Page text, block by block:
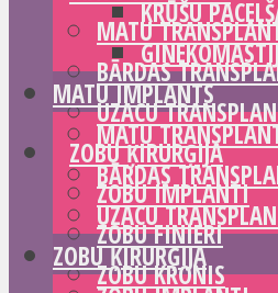
MATU
BĀRDAS
UZACU
ZOBU ĶIRURĢIJA
ZOBU IMPLANTI
ZOBU FINIERI
ZOBU KRONIS
KRŪŠU
MATU IMPLANTS
MATU
BĀRDAS
UZACU
ZOBU ĶIRURĢIJA